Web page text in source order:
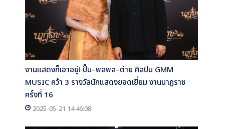
งานแสดงก็เอาอยู่! ปั๊บ–พลพล–ต่าย ศิลปิน GMM
MUSIC คว้า 3 รางวัลนักแสดงยอดเยี่ยม งานนาฏราช
ครั้งที่ 16
2025-05-21 14:46:08